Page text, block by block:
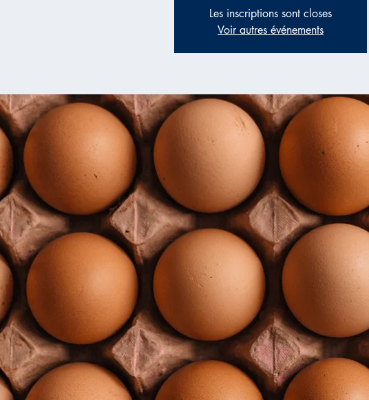
Les inscriptions sont closes
Voir autres événements